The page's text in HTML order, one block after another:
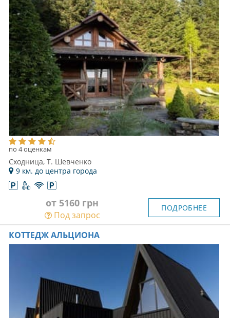
по 4 оценкам
Сходница, Т. Шевченко
9 км. до центра города
от 5160 грн
Под запрос
ПОДРОБНЕЕ
КОТТЕДЖ АЛЬЦИОНА